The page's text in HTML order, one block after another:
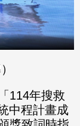
114年搜救
中程計畫成